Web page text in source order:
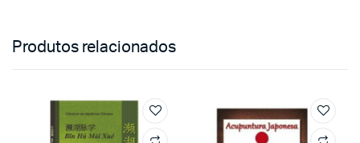
Produtos relacionados